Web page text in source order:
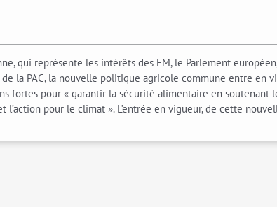
qui représente les intérêts des EM, le Parlement
la PAC, la nouvelle politique agricole commune entre en
fortes pour « garantir la sécurité alimentaire en
pour le climat ». L’entrée en vigueur, de cette